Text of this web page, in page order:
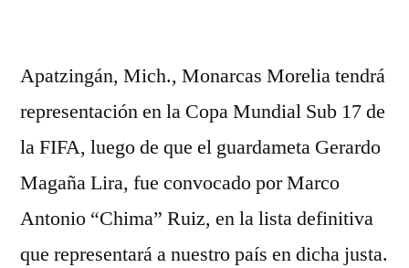
Apatzingán, Mich., Monarcas Morelia tendrá
representación en la Copa Mundial Sub 17 de
la FIFA, luego de que el guardameta Gerardo
Magaña Lira, fue convocado por Marco
Antonio “Chima” Ruiz, en la lista definitiva
que representará a nuestro país en dicha justa.